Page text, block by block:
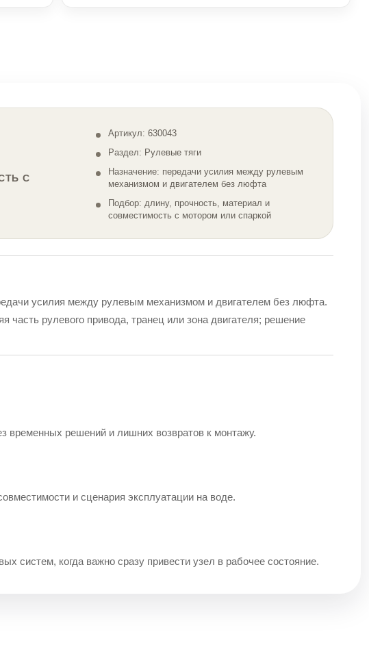
С
Артикул: 630043
Раздел: Рулевые тяги
Назначение: передачи усилия между рулевым
механизмом и двигателем без люфта
Подбор: длину, прочность, материал и
совместимость с мотором или спаркой
усилия между рулевым механизмом и двигателем без люфта.
рулевого привода, транец или зона двигателя; решение
временных решений и лишних возвратов к монтажу.
и сценария эксплуатации на воде.
систем, когда важно сразу привести узел в рабочее состояние.